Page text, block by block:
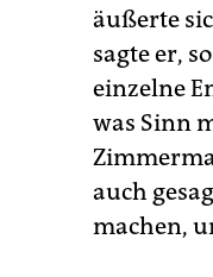
äußerte
sagte er,
einzelne
was Sinn
auch
machen,